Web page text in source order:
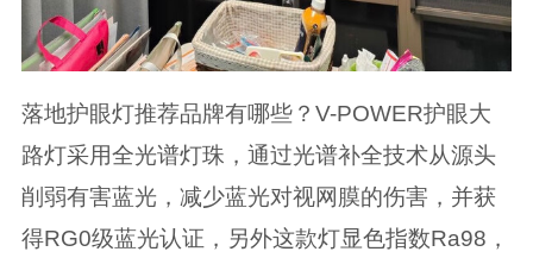
落地护眼灯推荐品牌有哪些？V-POWER护眼大
路灯采用全光谱灯珠，通过光谱补全技术从源头
削弱有害蓝光，减少蓝光对视网膜的伤害，并获
得RG0级蓝光认证，另外这款灯显色指数Ra98，